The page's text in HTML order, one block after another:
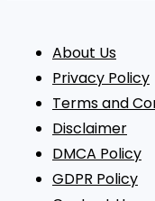
About Us
Privacy Policy
Terms and
Disclaimer
DMCA Policy
GDPR Policy